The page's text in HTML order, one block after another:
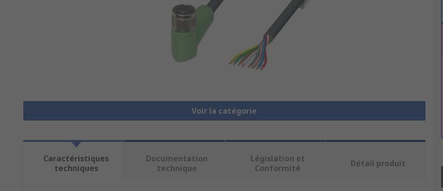
Voir la catégorie
Caractéristiques
techniques
Documentation
technique
Législation et
Conformité
Détail produit